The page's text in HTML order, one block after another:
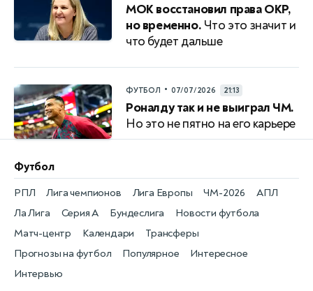
МОК восстановил права ОКР,
но временно. Что это значит и
что будет дальше
ФУТБОЛ • 07/07/2026 21:13
Роналду так и не выиграл ЧМ.
Но это не пятно на его карьере
Футбол
Новости футбола
РПЛ
Матч-центр
Лига чемпионов
Календари
Лига Европы
Трансферы
ЧМ-2026
Прогнозы на футбол
АПЛ
Популярное
Ла Лига
Интересное
Серия А
Интервью
Бундеслига